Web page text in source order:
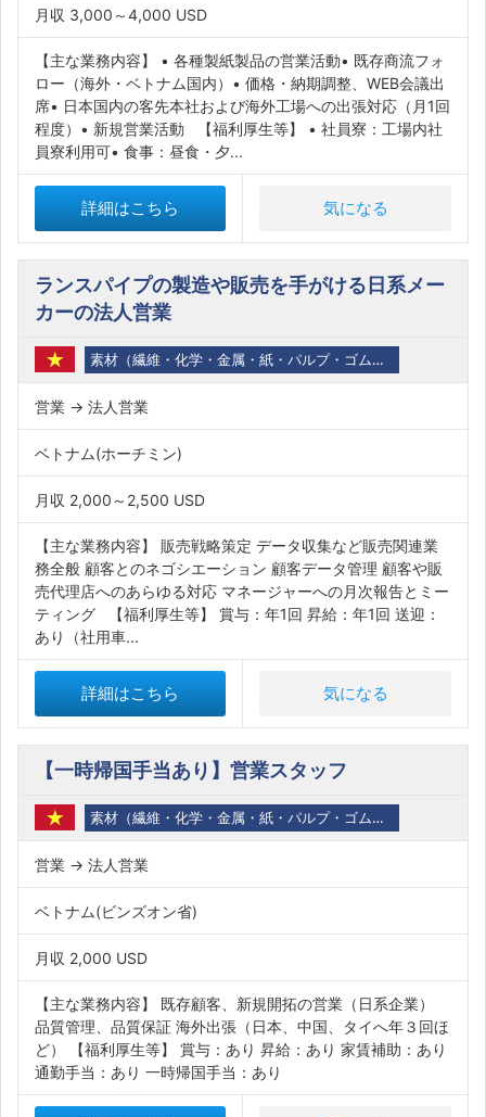
月収 3,000～4,000 USD
【主な業務内容】 • 各種製紙製品の営業活動• 既存商流フォ
ロー（海外・ベトナム国内）• 価格・納期調整、WEB会議出
席• 日本国内の客先本社および海外工場への出張対応（月1回
程度）• 新規営業活動 【福利厚生等】 • 社員寮：工場内社
員寮利用可• 食事：昼食・夕...
詳細はこちら 気になる
ランスパイプの製造や販売を手がける日系メー
カーの法人営業
素材（繊維・化学・金属・紙・パルプ・ゴム・石油・バイオ）
営業 → 法人営業
ベトナム(ホーチミン)
月収 2,000～2,500 USD
【主な業務内容】 販売戦略策定 データ収集など販売関連業
務全般 顧客とのネゴシエーション 顧客データ管理 顧客や販
売代理店へのあらゆる対応 マネージャーへの月次報告とミー
ティング 【福利厚生等】 賞与：年1回 昇給：年1回 送迎：
あり（社用車...
詳細はこちら 気になる
【一時帰国手当あり】営業スタッフ
素材（繊維・化学・金属・紙・パルプ・ゴム・石油・バイオ）
営業 → 法人営業
ベトナム(ビンズオン省)
月収 2,000 USD
【主な業務内容】 既存顧客、新規開拓の営業（日系企業）
品質管理、品質保証 海外出張（日本、中国、タイへ年３回ほ
ど） 【福利厚生等】 賞与：あり 昇給：あり 家賃補助：あり
通勤手当：あり 一時帰国手当：あり